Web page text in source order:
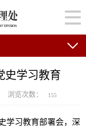
史学习教育
浏览次数： 155
学习教育部署会，深